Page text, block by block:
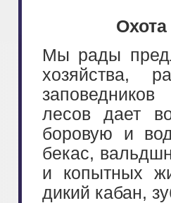
Мы рады
хозяйства,
лесов дает
боровую и
бекас,
и копытных
дикий кабан,